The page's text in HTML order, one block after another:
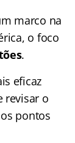
marco na
o foco
.
eficaz
revisar o
pontos